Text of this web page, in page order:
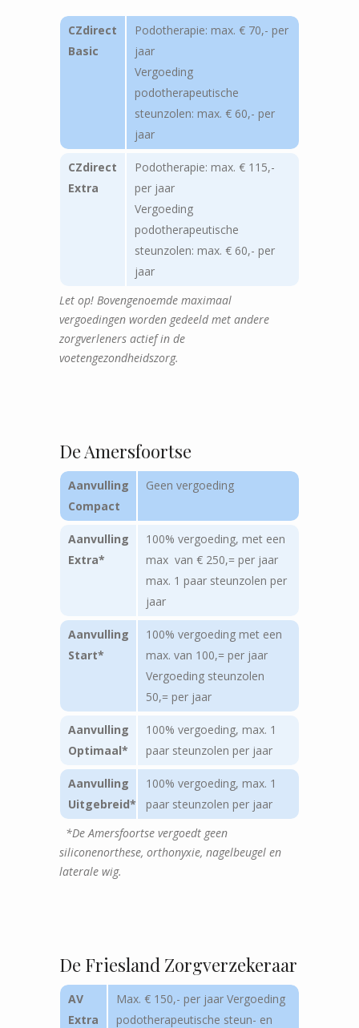
CZdirect
Basic
Podotherapie: max. € 70,- per
jaar
Vergoeding
podotherapeutische
steunzolen: max. € 60,- per
jaar
CZdirect
Extra
Podotherapie: max. € 115,-
per jaar
Vergoeding
podotherapeutische
steunzolen: max. € 60,- per
jaar
Let op! Bovengenoemde maximaal
vergoedingen worden gedeeld met andere
zorgverleners actief in de
voetengezondheidszorg.
De Amersfoortse
Aanvulling
Compact
Geen vergoeding
Aanvulling
Extra*
100% vergoeding, met een
max van € 250,= per jaar
max. 1 paar steunzolen per
jaar
Aanvulling
Start*
100% vergoeding met een
max. van 100,= per jaar
Vergoeding steunzolen
50,= per jaar
Aanvulling
Optimaal*
100% vergoeding, max. 1
paar steunzolen per jaar
Aanvulling
Uitgebreid*
100% vergoeding, max. 1
paar steunzolen per jaar
*De Amersfoortse vergoedt geen
siliconenorthese, orthonyxie, nagelbeugel en
laterale wig.
De Friesland Zorgverzekeraar
AV
Extra
Max. € 150,- per jaar Vergoeding
podotherapeutische steun- en